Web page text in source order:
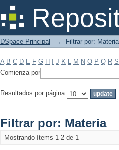
Filtrar por: Materia
DSpace Principal → Filtrar por: Materia
A B C D E F G H J K L M N O P Q R S
Comienza por
Resultados por página:
Filtrar por: Materia
Mostrando ítems 1-2 de 1